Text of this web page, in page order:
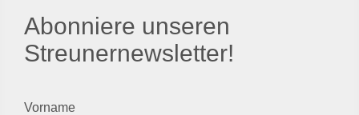
Abonniere unseren
Streunernewsletter!
Vorname